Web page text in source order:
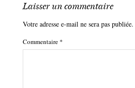
Laisser un commentaire
Votre adresse e-mail ne sera pas publiée.
Commentaire *